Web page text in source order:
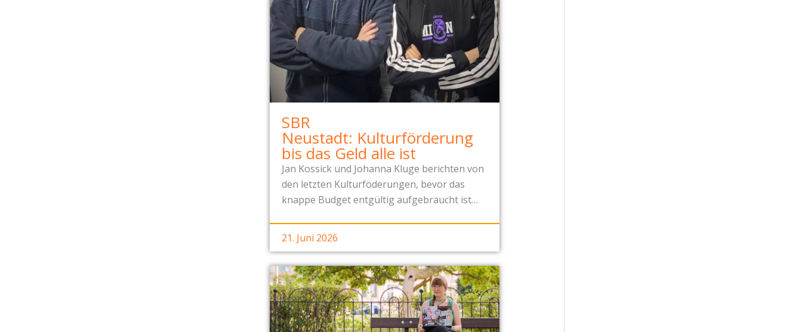
SBR
Neustadt: Kulturförderung
bis das Geld alle ist
Jan Kossick und Johanna Kluge berichten von
den letzten Kulturföderungen, bevor das
knappe Budget entgültig aufgebraucht ist…
21. Juni 2026